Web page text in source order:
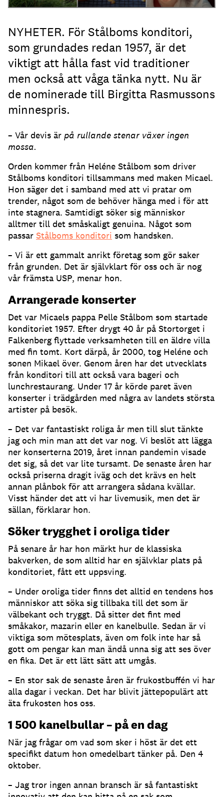
NYHETER. För Stålboms konditori,
som grundades redan 1957, är det
viktigt att hålla fast vid traditioner
men också att våga tänka nytt. Nu är
de nominerade till Birgitta Rasmussons
minnespris.
– Vår devis är på rullande stenar växer ingen
mossa.
Orden kommer från Heléne Stålbom som driver
Stålboms konditori tillsammans med maken Micael.
Hon säger det i samband med att vi pratar om
trender, något som de behöver hänga med i för att
inte stagnera. Samtidigt söker sig människor
alltmer till det småskaligt genuina. Något som
passar Stålboms konditori som handsken.
– Vi är ett gammalt anrikt företag som gör saker
från grunden. Det är självklart för oss och är nog
vår främsta USP, menar hon.
Arrangerade konserter
Det var Micaels pappa Pelle Stålbom som startade
konditoriet 1957. Efter drygt 40 år på Stortorget i
Falkenberg flyttade verksamheten till en äldre villa
med fin tomt. Kort därpå, år 2000, tog Heléne och
sonen Mikael över. Genom åren har det utvecklats
från konditori till att också vara bageri och
lunchrestaurang. Under 17 år körde paret även
konserter i trädgården med några av landets största
artister på besök.
– Det var fantastiskt roliga år men till slut tänkte
jag och min man att det var nog. Vi beslöt att lägga
ner konserterna 2019, året innan pandemin visade
det sig, så det var lite tursamt. De senaste åren har
också priserna dragit iväg och det krävs en helt
annan plånbok för att arrangera sådana kvällar.
Visst händer det att vi har livemusik, men det är
sällan, förklarar hon.
Söker trygghet i oroliga tider
På senare år har hon märkt hur de klassiska
bakverken, de som alltid har en självklar plats på
konditoriet, fått ett uppsving.
– Under oroliga tider finns det alltid en tendens hos
människor att söka sig tillbaka till det som är
välbekant och tryggt. Då sitter det fint med
småkakor, mazarin eller en kanelbulle. Sedan är vi
viktiga som mötesplats, även om folk inte har så
gott om pengar kan man ändå unna sig att ses över
en fika. Det är ett lätt sätt att umgås.
– En stor sak de senaste åren är frukostbuffén vi har
alla dagar i veckan. Det har blivit jättepopulärt att
äta frukosten hos oss.
1 500 kanelbullar – på en dag
När jag frågar om vad som sker i höst är det ett
specifikt datum hon omedelbart tänker på. Den 4
oktober.
– Jag tror ingen annan bransch är så fantastiskt